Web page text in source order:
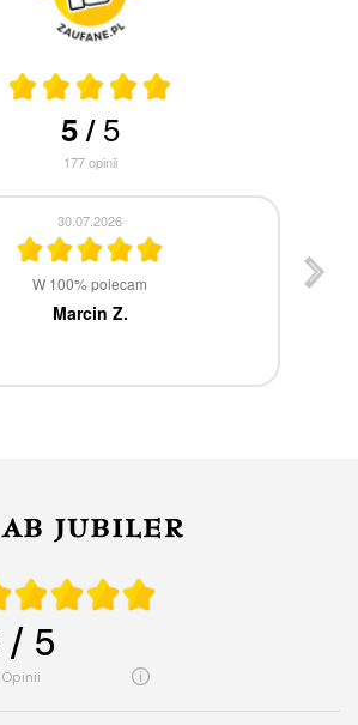
5/5
177opinii
30.07.2026
W 100% polecam
Marcin Z.
/ 5
opinii